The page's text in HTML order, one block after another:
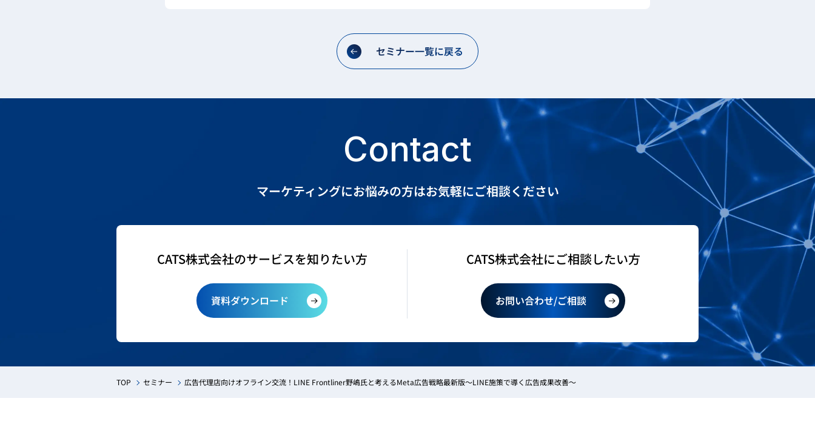
セミナー一覧に戻る
Contact
マーケティングにお悩みの方はお気軽にご相談ください
CATS株式会社のサービスを知りたい方
資料ダウンロード
CATS株式会社にご相談したい方
お問い合わせ/ご相談
TOP セミナー 広告代理店向けオフライン交流！LINE Frontliner野嶋氏と考えるMeta広告戦略最新版～LINE施策で導く広告成果改善～